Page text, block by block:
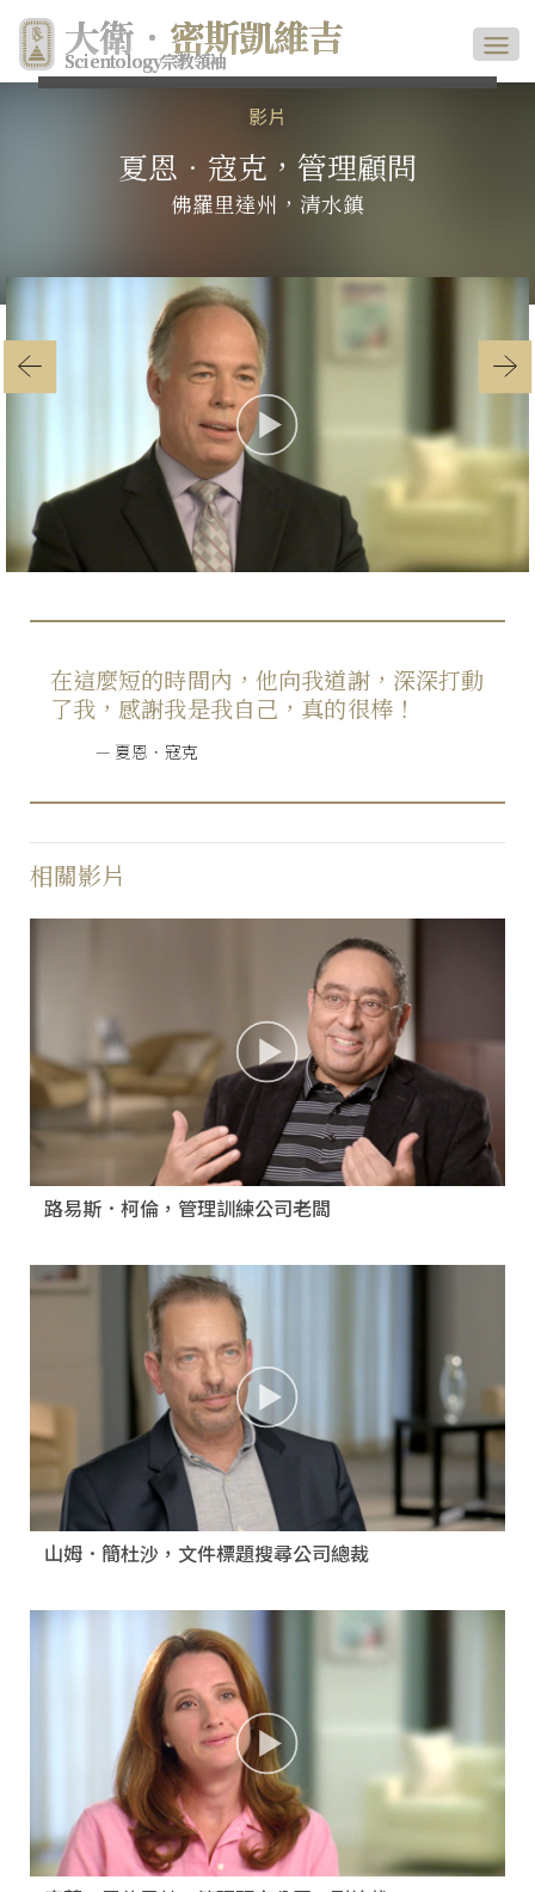
大衛． 密斯凱維吉
Scientology宗教領袖
影片
夏恩．寇克，管理顧問
佛羅里達州，清水鎮
Play
Video
在這麼短的時間內，他向我道謝，深深打動
了我，感謝我是我自己，真的很棒！
夏恩．寇克
相關影片
路易斯．柯倫，管理訓練公司老闆
山姆．簡杜沙，文件標題搜尋公司總裁